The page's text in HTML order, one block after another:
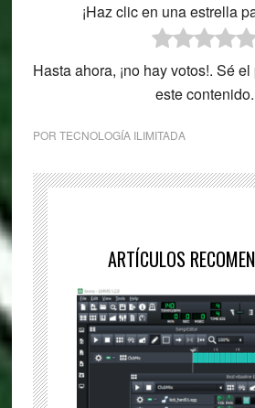
¡Haz clic en una estrella
Hasta ahora, ¡no hay votos!. Sé
este contenido.
POR TECNOLOGÍA ILIMITADA
ARTÍCULOS